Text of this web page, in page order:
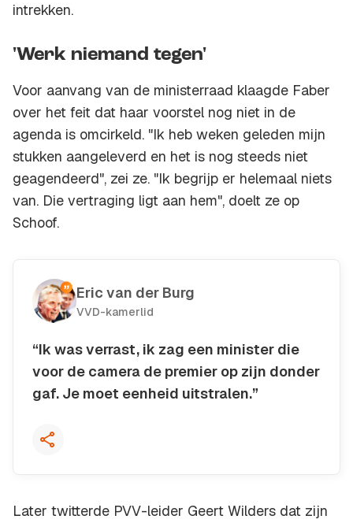
intrekken.
'Werk niemand tegen'
Voor aanvang van de ministerraad klaagde Faber
over het feit dat haar voorstel nog niet in de
agenda is omcirkeld. "Ik heb weken geleden mijn
stukken aangeleverd en het is nog steeds niet
geagendeerd", zei ze. "Ik begrijp er helemaal niets
van. Die vertraging ligt aan hem", doelt ze op
Schoof.
Eric van der Burg
VVD-kamerlid
“Ik was verrast, ik zag een minister die
voor de camera de premier op zijn donder
gaf. Je moet eenheid uitstralen.”
Kopieer quote
Later twitterde PVV-leider Geert Wilders dat zijn